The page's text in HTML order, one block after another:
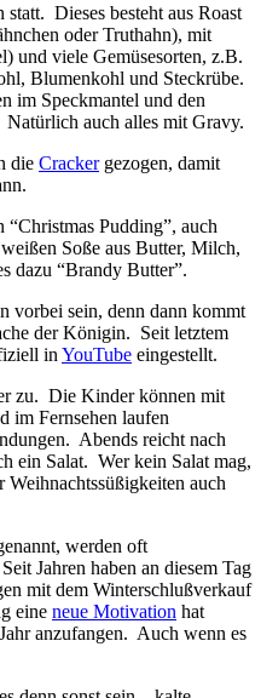
Dieses besteht aus Roast
oder Truthahn), mit
und viele Gemüsesorten, z.B.
Blumenkohl und Steckrübe.
im Speckmantel und den
auch alles mit Gravy.
die Crackergezogen, damit
Pudding”, auch
Soße aus Butter, Milch,
dazu “Brandy Butter”.
vorbei sein, denn dann kommt
der Königin. Seit letztem
in YouTube eingestellt.
zu. Die Kinder können mit
im Fernsehen laufen
Abends reicht nach
ein Salat. Wer kein Salat mag,
auch
werden oft
Jahren haben an diesem Tag
mit dem Winterschlußverkauf
eine neue Motivation hat
anzufangen. Auch wenn es